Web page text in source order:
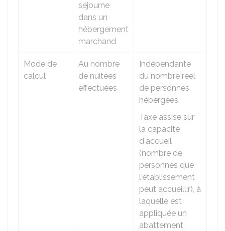
séjourne
dans un
hébergement
marchand
Mode de
calcul
Au nombre
de nuitées
effectuées
Indépendante
du nombre réel
de personnes
hébergées.
Taxe assise sur
la capacité
d'accueil
(nombre de
personnes que
l'établissement
peut accueillir), à
laquelle est
appliquée un
abattement